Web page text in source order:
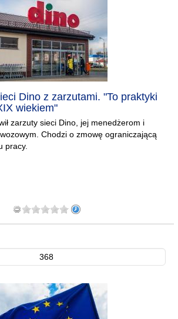
Dino z zarzutami. "To praktyki
wiekiem"
zarzuty sieci Dino, jej menedżerom i
Chodzi o zmowę ograniczającą
pracy.
368